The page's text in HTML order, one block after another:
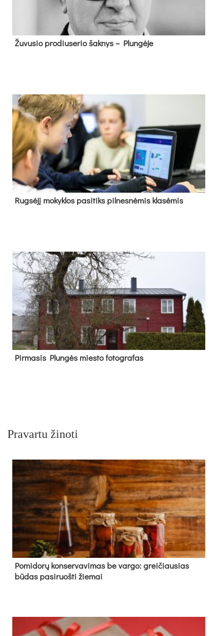
Žu­vu­sio pro­diu­se­rio šak­nys – Plun­gė­je
Rug­sė­jį mo­kyk­los pa­si­tiks pil­nes­nė­mis kla­sė­mis
Pir­ma­sis Plun­gės mies­to fo­tog­ra­fas
Pravartu žinoti
Pomidorų konservavimas be vargo: greičiausias
būdas pasiruošti žiemai